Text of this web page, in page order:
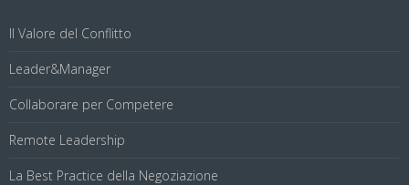
Il Valore del Conflitto
Leader&Manager
Collaborare per Competere
Remote Leadership
La Best Practice della Negoziazione